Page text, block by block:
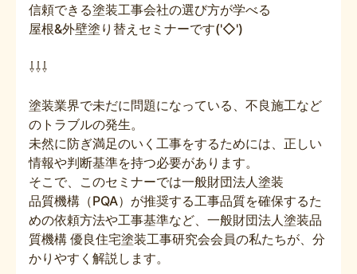
信頼できる塗装工事会社の選び方が学べる
屋根&外壁塗り替えセミナーです('◇')ゞ
⇩⇩⇩
塗装業界で未だに問題になっている、不良施工など
のトラブルの発生。
未然に防ぎ満足のいく工事をするためには、正しい
情報や判断基準を持つ必要があります。
そこで、このセミナーでは一般財団法人塗装
品質機構（PQA）が推奨する工事品質を確保するた
めの依頼方法や工事基準など、一般財団法人塗装品
質機構 優良住宅塗装工事研究会会員の私たちが、分
かりやすく解説します。